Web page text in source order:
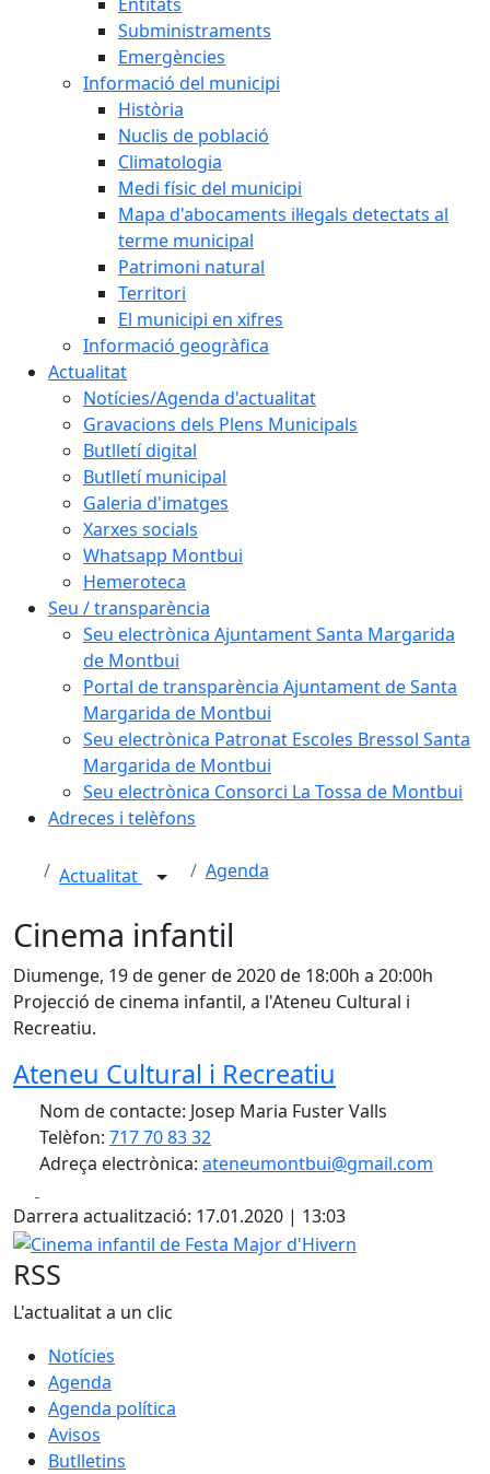
Subministraments
Emergències
Informació del municipi
Història
Nuclis de població
Climatologia
Medi físic del municipi
Mapa d'abocaments il·legals detectats al
terme municipal
Patrimoni natural
Territori
El municipi en xifres
Informació geogràfica
Actualitat
Notícies/Agenda d'actualitat
Gravacions dels Plens Municipals
Butlletí digital
Butlletí municipal
Galeria d'imatges
Xarxes socials
Whatsapp Montbui
Hemeroteca
Seu / transparència
Seu electrònica Ajuntament Santa Margarida
de Montbui
Portal de transparència Ajuntament de Santa
Margarida de Montbui
Seu electrònica Patronat Escoles Bressol Santa
Margarida de Montbui
Seu electrònica Consorci La Tossa de Montbui
Adreces i telèfons
Actualitat Agenda
Cinema infantil
Diumenge, 19 de gener de 2020 de 18:00h a 20:00h
Projecció de cinema infantil, a l'Ateneu Cultural i
Recreatiu.
Ateneu Cultural i Recreatiu
Nom de contacte: Josep Maria Fuster Valls
Telèfon: 717 70 83 32
Adreça electrònica: ateneumontbui@gmail.com
Darrera actualització: 17.01.2020 | 13:03
Cinema infantil de Festa Major d'Hivern
RSS
L'actualitat a un clic
Notícies
Agenda
Agenda política
Avisos
Butlletins